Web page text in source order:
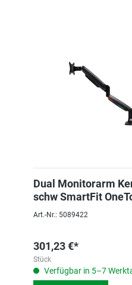
Dual Monitorarm
schw SmartFit
Art.-Nr.: 5089422
301,23 €*
Stück
Verfügbar in 5–7